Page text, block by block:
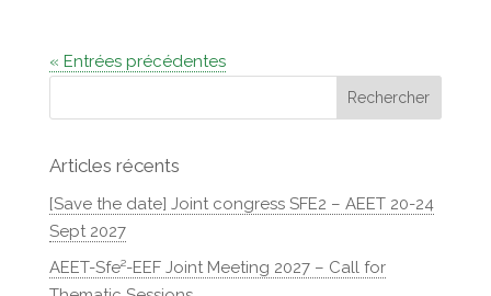
« Entrées précédentes
Articles récents
[Save the date] Joint congress SFE2 – AEET 20-24
Sept 2027
AEET-Sfe²-EEF Joint Meeting 2027 – Call for